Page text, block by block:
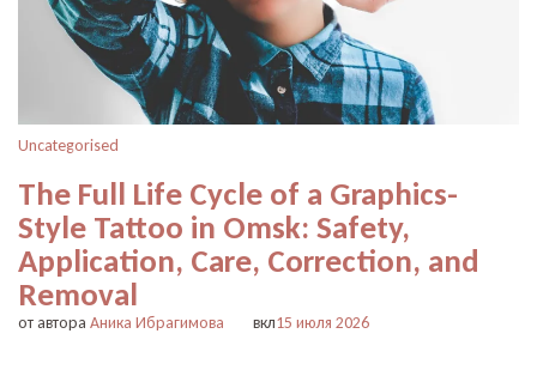
Uncategorised
The Full Life Cycle of a Graphics-
Style Tattoo in Omsk: Safety,
Application, Care, Correction, and
Removal
от автора Аника Ибрагимова вкл15 июля 2026